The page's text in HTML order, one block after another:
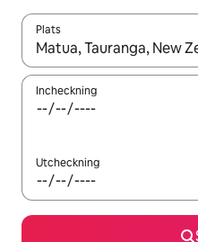
Plats
När resultaten är
Incheckning
Utcheckning